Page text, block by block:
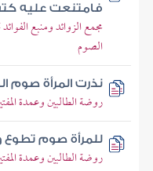
فامتنعت عليه كتب
مجمع الزوائد ومنبع
الصوم
نذرت المرأة صوم
روضة الطالبين وعمدة
للمرأة صوم تطوع
روضة الطالبين وعمدة